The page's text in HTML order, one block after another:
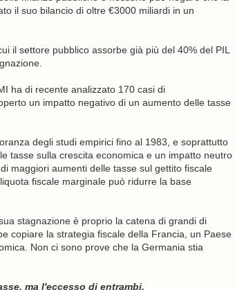
il suo bilancio di oltre €3000 miliardi in ​​un
il settore pubblico assorbe già più del 40% del PIL
​​ha di recente analizzato 170 casi di
un impatto negativo di un aumento delle tasse
degli studi empirici fino al 1983, e soprattutto
tasse sulla crescita economica e un impatto neutro
maggiori aumenti delle tasse sul gettito fiscale
fiscale marginale può ridurre la base
stagnazione è proprio la catena di grandi di
copiare la strategia fiscale della Francia, un Paese
Non ci sono prove che la Germania stia
ma l'eccesso di entrambi.